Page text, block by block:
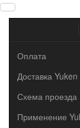
Оплата
Доставка Yuken
Схема проезда
Применение